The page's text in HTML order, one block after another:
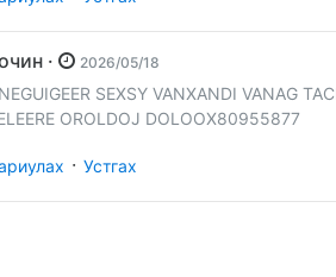
Зочин · 2026/05/18
SEXSY VANXANDI VANAG
OROLDOJ DOLOOX80955877
· Устгах